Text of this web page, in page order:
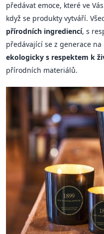
předávat emoce, které ve
když se produkty vytváří.
přírodních ingrediencí, s
předávající se z generace
ekologicky s respektem k
přírodních materiálů.